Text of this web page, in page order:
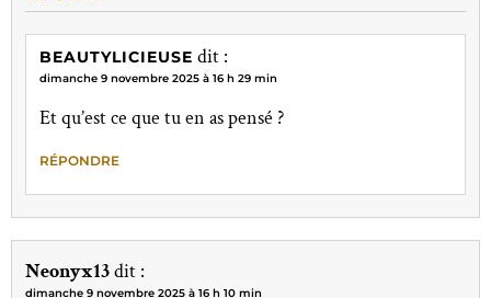
BEAUTYLICIEUSE dit :
dimanche 9 novembre 2025 à 16 h 29 min
Et qu’est ce que tu en as pensé ?
RÉPONDRE
Neonyx13dit :
dimanche 9 novembre 2025 à 16 h 10 min